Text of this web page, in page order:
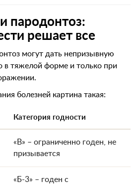
пародонтоз:
решает все
могут дать непризывную
в тяжелой форме и только при
болезней картина такая:
Категория годности
«В» – ограниченно годен, не
призывается
«Б-3» – годен с